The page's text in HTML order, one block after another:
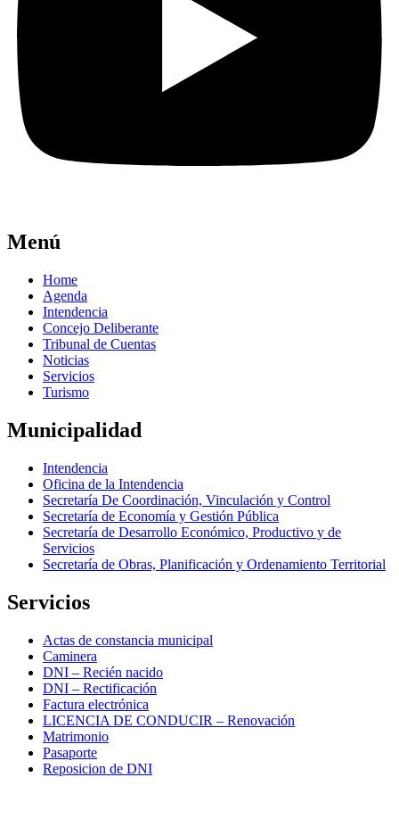
Menú
Home
Agenda
Intendencia
Concejo Deliberante
Tribunal de Cuentas
Noticias
Servicios
Turismo
Municipalidad
Intendencia
Oficina de la Intendencia
Secretaría De Coordinación, Vinculación y Control
Secretaría de Economía y Gestión Pública
Secretaría de Desarrollo Económico, Productivo y de
Servicios
Secretaría de Obras, Planificación y Ordenamiento Territorial
Servicios
Actas de constancia municipal
Caminera
DNI – Recién nacido
DNI – Rectificación
Factura electrónica
LICENCIA DE CONDUCIR – Renovación
Matrimonio
Pasaporte
Reposicion de DNI